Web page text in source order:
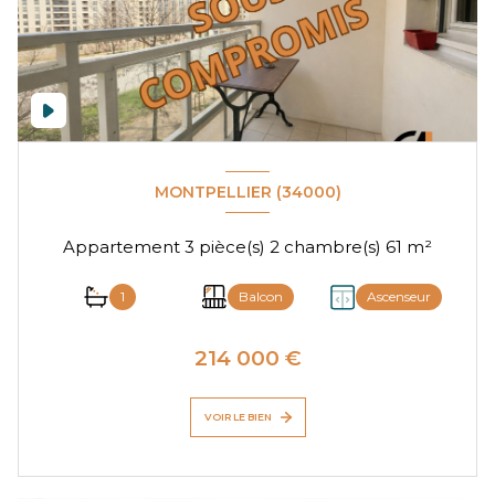
MONTPELLIER (34000)
Appartement 3 pièce(s) 2 chambre(s) 61 m²
1 Balcon Ascenseur
214 000 €
VOIR LE BIEN